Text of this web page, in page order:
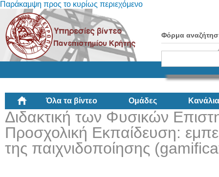
Παράκαμψη προς το κυρίως περιεχόμενο
Φόρμα
Όλα τα βίντεο Ομάδες Κανάλια
Διδακτική των Φυσικών
Προσχολική Εκπαίδευση:
της παιχνιδοποίησης